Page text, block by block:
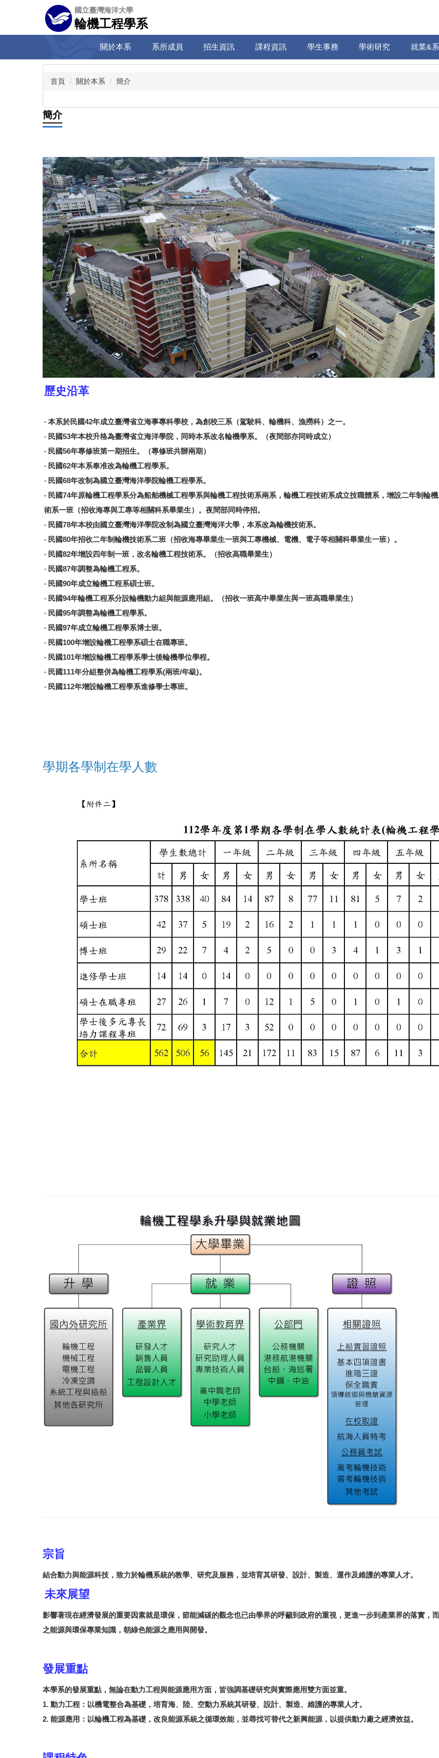
容
國立臺灣海洋大學
輪機工程學系
關於本系 系所成員 招生資訊 課程資訊 學生事務 學術研究 就業&
首頁 關於本系 簡介
簡介
歷史沿革
‧ 本系於民國42年成立臺灣省立海事專科學校，為創校三系（駕駛科、輪機科、漁撈科）之一。
‧ 民國53年本校升格為臺灣省立海洋學院，同時本系改名輪機學系。（夜間部亦同時成立）
‧ 民國56年專修班第一期招生。（專修班共辦兩期）
‧ 民國62年本系奉准改為輪機工程學系。
‧ 民國68年改制為國立臺灣海洋學院輪機工程學系。
‧ 民國74年原輪機工程學系分為船舶機械工程學系與輪機工程技術系兩系，輪機工程技術系成立技職體系，增設二年制輪
術系一班（招收海專與工專等相關科系畢業生）。夜間部同時停招。
‧ 民國78年本校由國立臺灣海洋學院改制為國立臺灣海洋大學，本系改為輪機技術系。
‧ 民國80年招收二年制輪機技術系二班（招收海專畢業生一班與工專機械、電機、電子等相關科畢業生一班）。
‧ 民國82年增設四年制一班，改名輪機工程技術系。（招收高職畢業生）
‧ 民國87年調整為輪機工程系。
‧ 民國90年成立輪機工程系碩士班。
‧ 民國94年輪機工程系分設輪機動力組與能源應用組。（招收一班高中畢業生與一班高職畢業生）
‧ 民國95年調整為輪機工程學系。
‧ 民國97年成立輪機工程學系博士班。
‧ 民國100年增設輪機工程學系碩士在職專班。
‧ 民國101年增設輪機工程學系學士後輪機學位學程。
‧ 民國111年分組整併為輪機工程學系(兩班/年級)。
‧ 民國112年增設輪機工程學系進修學士專班。
學期各學制在學人數
宗旨
結合動力與能源科技，致力於輪機系統的教學、研究及服務，並培育其研發、設計、製造、運作及維護的專業人才。
未來展望
影響著現在經濟發展的重要因素就是環保，節能減碳的觀念也已由學界的呼籲到政府的重視，更進一步到產業界的落實，
之能源與環保專業知識，朝綠色能源之應用與開發。
發展重點
本學系的發展重點，無論在動力工程與能源應用方面，皆強調基礎研究與實際應用雙方面並重。
1. 動力工程：以機電整合為基礎，培育海、陸、空動力系統其研發、設計、製造、維護的專業人才。
2. 能源應用：以輪機工程為基礎，改良能源系統之循環效能，並尋找可替代之新興能源，以提供動力廠之經濟效益。